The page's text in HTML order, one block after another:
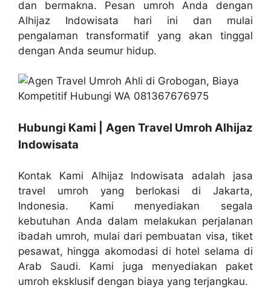
dan bermakna. Pesan umroh Anda dengan
Alhijaz Indowisata hari ini dan mulai
pengalaman transformatif yang akan tinggal
dengan Anda seumur hidup.
Hubungi Kami | Agen Travel Umroh Alhijaz
Indowisata
Kontak Kami Alhijaz Indowisata adalah jasa
travel umroh yang berlokasi di Jakarta,
Indonesia. Kami menyediakan segala
kebutuhan Anda dalam melakukan perjalanan
ibadah umroh, mulai dari pembuatan visa, tiket
pesawat, hingga akomodasi di hotel selama di
Arab Saudi. Kami juga menyediakan paket
umroh eksklusif dengan biaya yang terjangkau.